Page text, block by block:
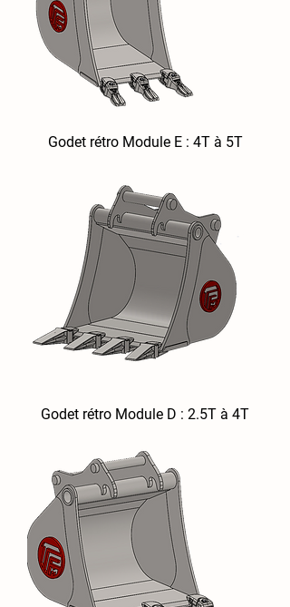
Godet rétro Module E : 4T à 5T
Godet rétro Module D : 2.5T à 4T